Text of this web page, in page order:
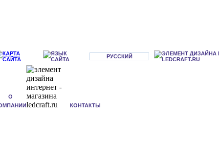
РУССКИЙ
О
КОНТАКТЫ